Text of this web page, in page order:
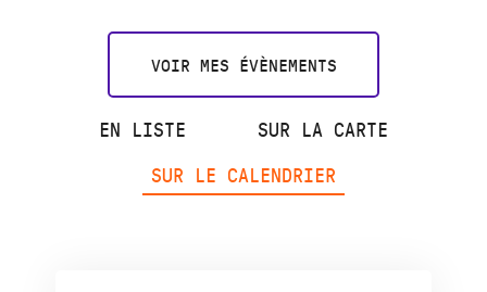
VOIR MES ÉVÈNEMENTS
EN LISTE
SUR LA CARTE
SUR LE CALENDRIER